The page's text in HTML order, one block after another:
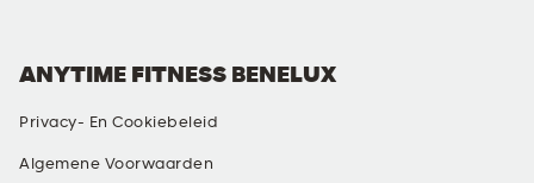
ANYTIME FITNESS BENELUX
Privacy- En Cookiebeleid
Algemene Voorwaarden